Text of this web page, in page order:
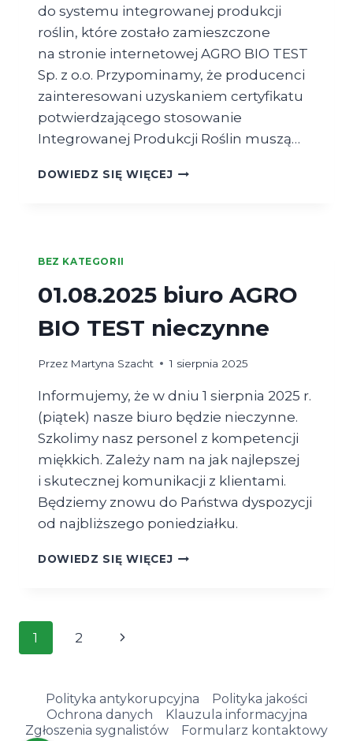
do systemu integrowanej produkcji
roślin, które zostało zamieszczone
na stronie internetowej AGRO BIO TEST
Sp. z o.o. Przypominamy, że producenci
zainteresowani uzyskaniem certyfikatu
potwierdzającego stosowanie
Integrowanej Produkcji Roślin muszą…
DOWIEDZ SIĘ WIĘCEJNOWE
BEZ KATEGORII
01.08.2025 biuro AGRO
BIO TEST nieczynne
Przez Martyna Szacht 1 sierpnia 2025
Informujemy, że w dniu 1 sierpnia 2025 r.
(piątek) nasze biuro będzie nieczynne.
Szkolimy nasz personel z kompetencji
miękkich. Zależy nam na jak najlepszej
i skutecznej komunikacji z klientami.
Będziemy znowu do Państwa dyspozycji
od najbliższego poniedziałku.
DOWIEDZ SIĘ WIĘCEJ01.08.2025
Nawigacja
1 2
Następna
Polityka antykorupcyjna
Polityka jakości
Ochrona danych
Klauzula informacyjna
Zgłoszenia sygnalistów
Formularz kontaktowy